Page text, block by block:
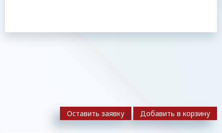
Оставить заявку Добавить в корзину